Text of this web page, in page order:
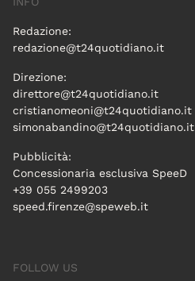
Redazione:
redazione@t24quotidiano.it
Direzione:
direttore@t24quotidiano.it
cristianomeoni@t24quotidiano.it
simonabandino@t24quotidiano.it
Pubblicità:
Concessionaria esclusiva SpeeD
+39 055 2499203
speed.firenze@speweb.it
FOLLOW US